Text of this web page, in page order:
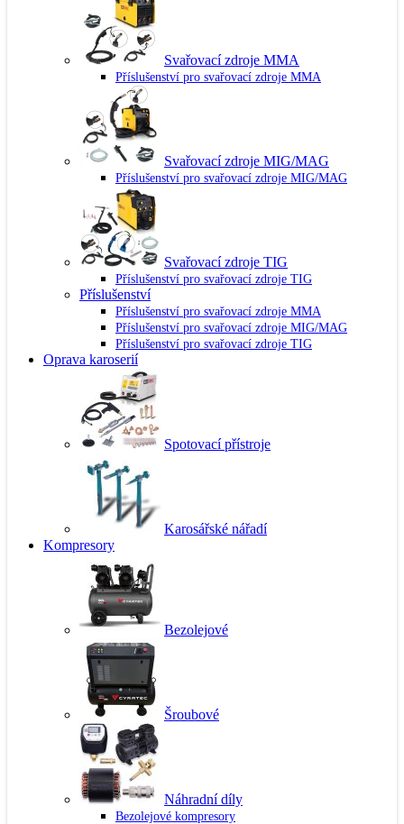
Svařovací zdroje MMA
Příslušenství pro svařovací zdroje MMA
Svařovací zdroje MIG/MAG
Příslušenství pro svařovací zdroje MIG/MAG
Svařovací zdroje TIG
Příslušenství pro svařovací zdroje TIG
Příslušenství
Příslušenství pro svařovací zdroje MMA
Příslušenství pro svařovací zdroje MIG/MAG
Příslušenství pro svařovací zdroje TIG
Oprava karoserií
Spotovací přístroje
Karosářské nářadí
Kompresory
Bezolejové
Šroubové
Náhradní díly
Bezolejové kompresory